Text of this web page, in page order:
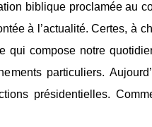
biblique proclamée au
à l’actualité. Certes, à
qui compose notre
particuliers.
présidentielles.